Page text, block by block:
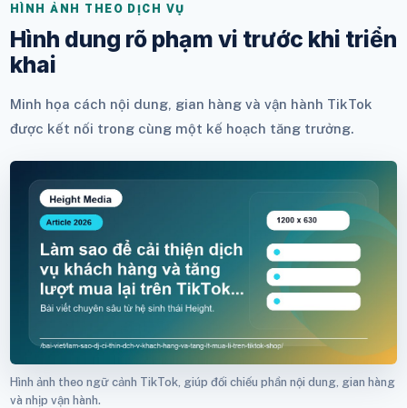
HÌNH ẢNH THEO DỊCH VỤ
Hình dung rõ phạm vi trước khi triển
khai
Minh họa cách nội dung, gian hàng và vận hành TikTok
được kết nối trong cùng một kế hoạch tăng trưởng.
Hình ảnh theo ngữ cảnh TikTok, giúp đối chiếu phần nội dung, gian hàng
và nhịp vận hành.